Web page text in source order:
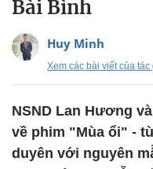
Bài Bình
Huy Minh
Xem các bài viết của tác
NSND Lan Hương
về phim "Mùa ổi" -
duyên với nguyên